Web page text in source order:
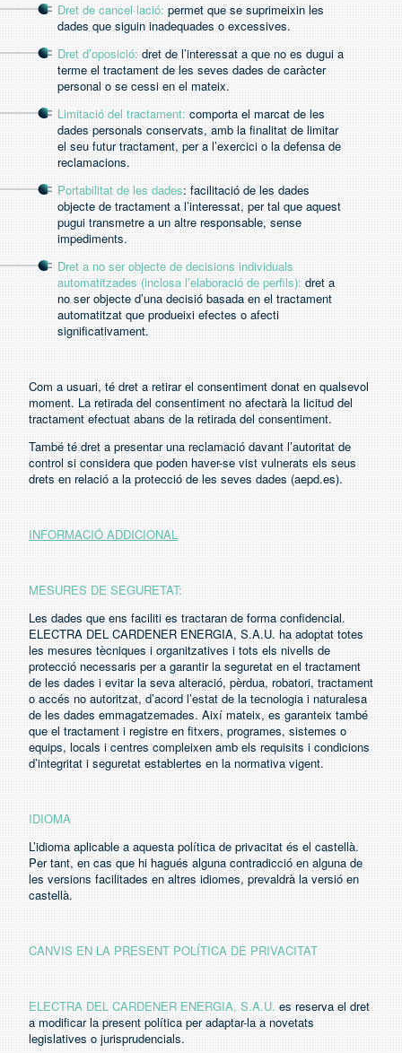
Dret de cancel·lació: permet que se suprimeixin les
dades que siguin inadequades o excessives.
Dret d’oposició: dret de l’interessat a que no es dugui a
terme el tractament de les seves dades de caràcter
personal o se cessi en el mateix.
Limitació del tractament: comporta el marcat de les
dades personals conservats, amb la finalitat de limitar
el seu futur tractament, per a l’exercici o la defensa de
reclamacions.
Portabilitat de les dades: facilitació de les dades
objecte de tractament a l’interessat, per tal que aquest
pugui transmetre a un altre responsable, sense
impediments.
Dret a no ser objecte de decisions individuals
automatitzades (inclosa l’elaboració de perfils): dret a
no ser objecte d’una decisió basada en el tractament
automatitzat que produeixi efectes o afecti
significativament.
Com a usuari, té dret a retirar el consentiment donat en qualsevol
moment. La retirada del consentiment no afectarà la licitud del
tractament efectuat abans de la retirada del consentiment.
També té dret a presentar una reclamació davant l’autoritat de
control si considera que poden haver-se vist vulnerats els seus
drets en relació a la protecció de les seves dades (aepd.es).
INFORMACIÓ ADDICIONAL
MESURES DE SEGURETAT:
Les dades que ens faciliti es tractaran de forma confidencial.
ELECTRA DEL CARDENER ENERGIA, S.A.U. ha adoptat totes
les mesures tècniques i organitzatives i tots els nivells de
protecció necessaris per a garantir la seguretat en el tractament
de les dades i evitar la seva alteració, pèrdua, robatori, tractament
o accés no autoritzat, d’acord l’estat de la tecnologia i naturalesa
de les dades emmagatzemades. Així mateix, es garanteix també
que el tractament i registre en fitxers, programes, sistemes o
equips, locals i centres compleixen amb els requisits i condicions
d’integritat i seguretat establertes en la normativa vigent.
IDIOMA
L’idioma aplicable a aquesta política de privacitat és el castellà.
Per tant, en cas que hi hagués alguna contradicció en alguna de
les versions facilitades en altres idiomes, prevaldrà la versió en
castellà.
CANVIS EN LA PRESENT POLÍTICA DE PRIVACITAT
ELECTRA DEL CARDENER ENERGIA, S.A.U. es reserva el dret
a modificar la present política per adaptar-la a novetats
legislatives o jurisprudencials.